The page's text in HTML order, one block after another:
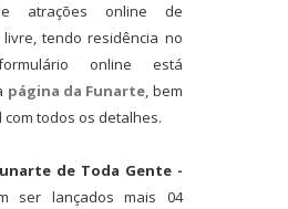
atrações online de
livre, tendo residência no
online está
página da Funarte, bem
com todos os detalhes.
de Toda Gente -
ser lançados mais 04